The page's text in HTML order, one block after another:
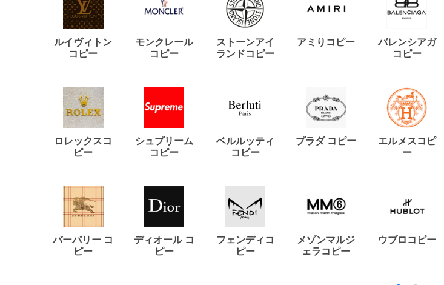
ルイヴィトン
コピー
モンクレール
コピー
ストーンアイ
ランドコピー
アミりコピー
バレンシアガ
コピー
ロレックスコ
ピー
シュプリーム
コピー
ベルルッティ
コピー
プラダ コピー
エルメスコピ
ー
バーバリー コ
ピー
ディオール コ
ピー
フェンディコ
ピー
メゾンマルジ
ェラコピー
ウブロコピー